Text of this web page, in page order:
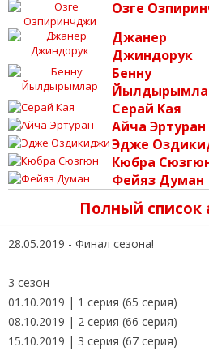
Озге
Джанер
Джиндорук
Бенну
Серай Кая
Айча Эртуран
Эдже
Кюбра
Фейяз Думан
Полный список
28.05.2019 - Финал сезона!
3 сезон
01.10.2019 | 1 серия (65 серия)
08.10.2019 | 2 серия (66 серия)
15.10.2019 | 3 серия (67 серия)